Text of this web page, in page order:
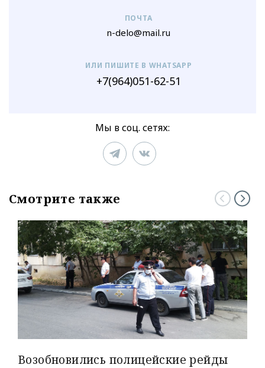
ПОЧТА
n-delo@mail.ru
ИЛИ ПИШИТЕ В WHATSAPP
+7(964)051-62-51
Мы в соц. сетях:
Смотрите также
Возобновились полицейские рейды